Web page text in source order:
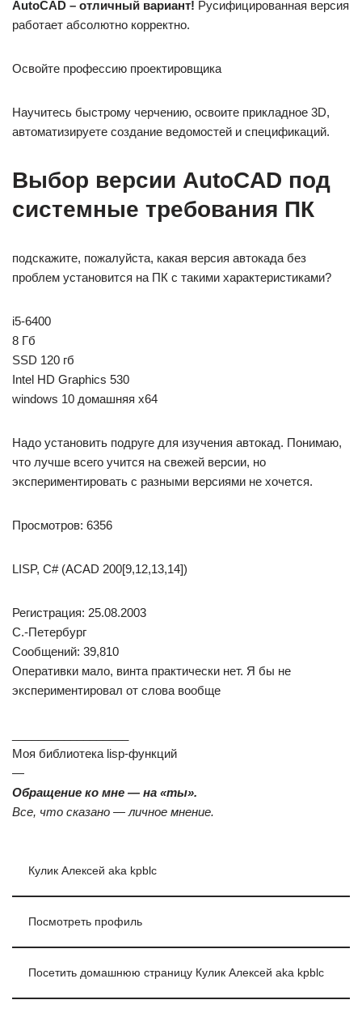
AutoCAD – отличный вариант! Русифицированная версия
работает абсолютно корректно.
Освойте профессию проектировщика
Научитесь быстрому черчению, освоите прикладное 3D,
автоматизируете создание ведомостей и спецификаций.
Выбор версии AutoCAD под
системные требования ПК
подскажите, пожалуйста, какая версия автокада без
проблем установится на ПК с такими характеристиками?
i5-6400
8 Гб
SSD 120 гб
Intel HD Graphics 530
windows 10 домашняя x64
Надо установить подруге для изучения автокад. Понимаю,
что лучше всего учится на свежей версии, но
экспериментировать с разными версиями не хочется.
Просмотров: 6356
LISP, C# (ACAD 200[9,12,13,14])
Регистрация: 25.08.2003
С.-Петербург
Сообщений: 39,810
Оперативки мало, винта практически нет. Я бы не
экспериментировал от слова вообще
Моя библиотека lisp-функций
—
Обращение ко мне — на «ты».
Все, что сказано — личное мнение.
Кулик Алексей aka kpblc
Посмотреть профиль
Посетить домашнюю страницу Кулик Алексей aka kpblc